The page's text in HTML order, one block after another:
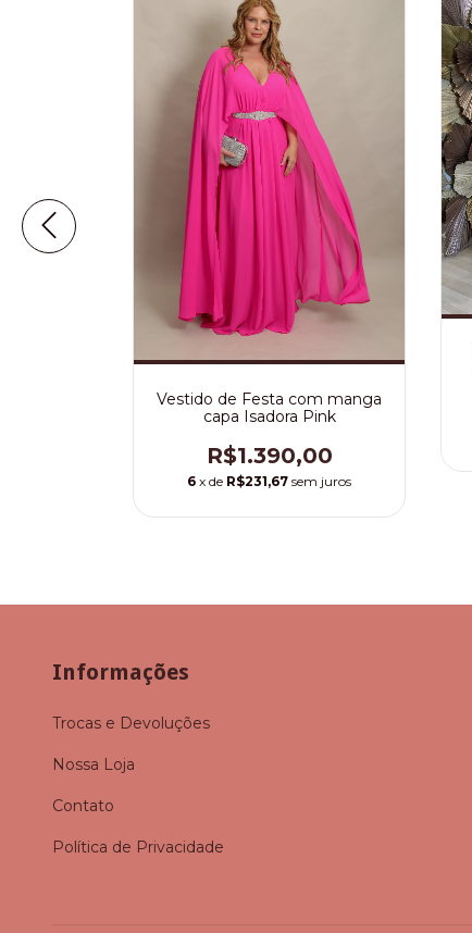
Vestido de Festa com manga
capa Isadora Pink
R$1.390,00
6 x de R$231,67 sem juros
Informações
Trocas e Devoluções
Nossa Loja
Contato
Política de Privacidade